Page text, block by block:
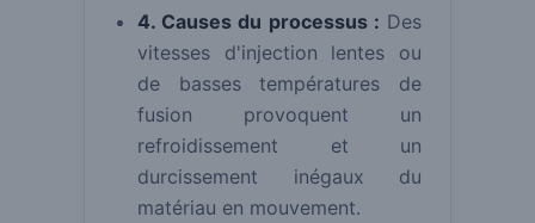
4. Causes du processus : Des
vitesses d'injection lentes ou
de basses températures de
fusion provoquent un
refroidissement et un
durcissement inégaux du
matériau en mouvement.